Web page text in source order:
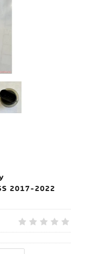
2017-2022